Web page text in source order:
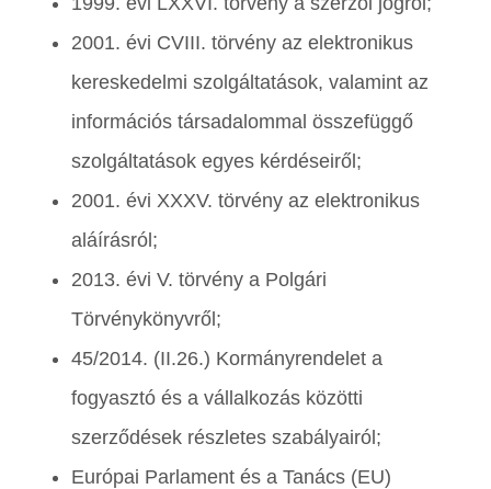
2001. évi CVIII. törvény az elektronikus
kereskedelmi szolgáltatások, valamint az
információs társadalommal összefüggő
szolgáltatások egyes kérdéseiről;
2001. évi XXXV. törvény az elektronikus
aláírásról;
2013. évi V. törvény a Polgári
Törvénykönyvről;
45/2014. (II.26.) Kormányrendelet a
fogyasztó és a vállalkozás közötti
szerződések részletes szabályairól;
Európai Parlament és a Tanács (EU)